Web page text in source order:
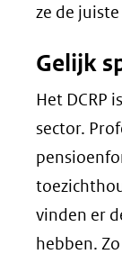
ze de
Gelijk
Het DCRP
sector.
vinden er
hebben.